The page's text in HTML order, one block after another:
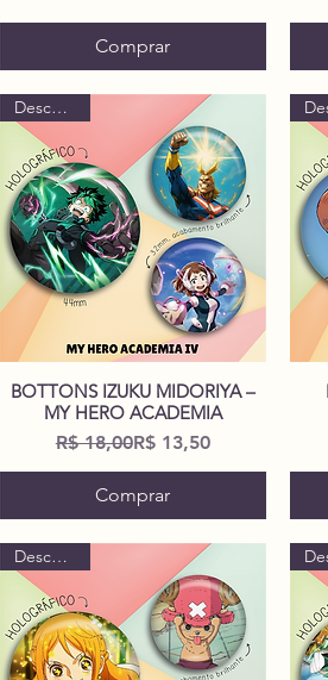
Comprar
Visualização rápida
Descontão!
BOTTONS IZUKU MIDORIYA –
MY HERO ACADEMIA
Preço normal
R$ 18,00Preço promocional
R$ 13,50
Comprar
Descontão!